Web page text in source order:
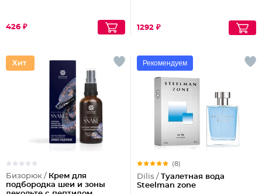
426 ₽ 1292 ₽
Бизорюк / Крем для
подбородка шеи и зоны
Рекомендуем
(8)
Dilis / Туалетная вода
Steelman zone